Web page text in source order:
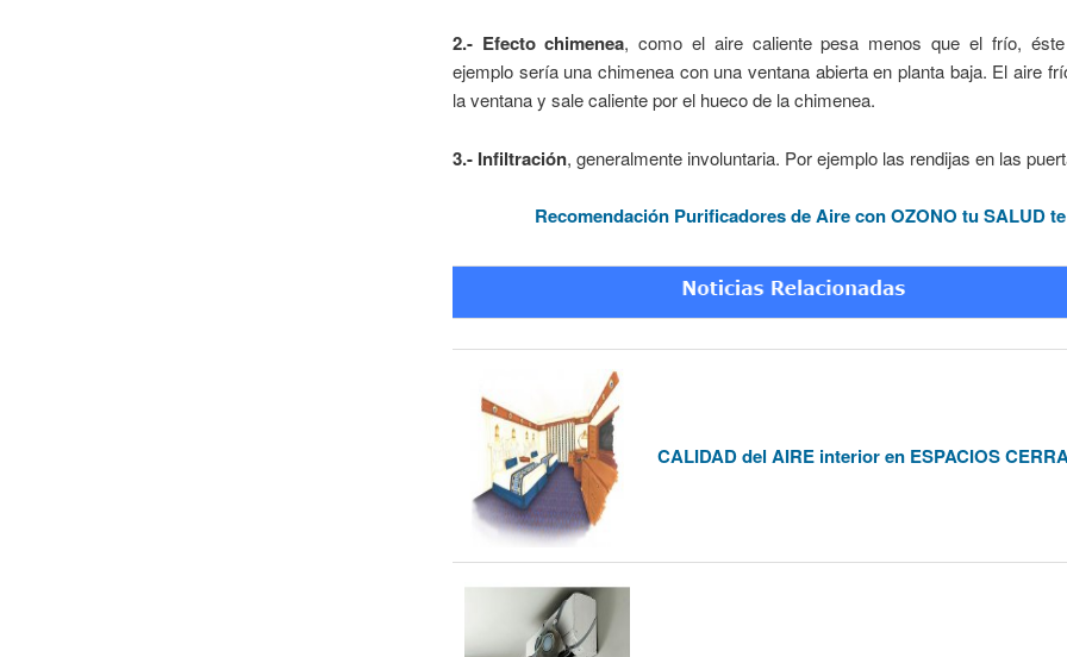
2.- Efecto chimenea, como el aire caliente pesa menos que el frío,
ejemplo sería una chimenea con una ventana abierta en planta baja. El aire
la ventana y sale caliente por el hueco de la chimenea.
3.- Infiltración, generalmente involuntaria. Por ejemplo las rendijas en las
Recomendación Purificadores de Aire con OZONO tu SALUD te lo
CALIDAD del AIRE interior en ESPACIOS